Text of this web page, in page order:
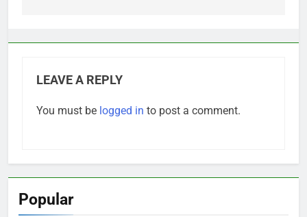
LEAVE A REPLY
You must be logged in to post a comment.
Popular